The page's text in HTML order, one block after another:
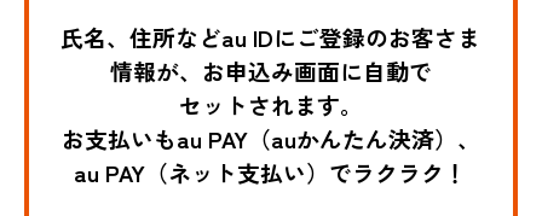
氏名、住所などau IDにご登録のお客さま
情報が、お申込み画面に自動で
セットされます。
お支払いもau PAY（auかんたん決済）、
au PAY（ネット支払い）でラクラク！